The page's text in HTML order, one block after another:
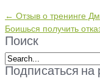
← Отзыв о тренинге
Боишься получить
Поиск
Подписаться на